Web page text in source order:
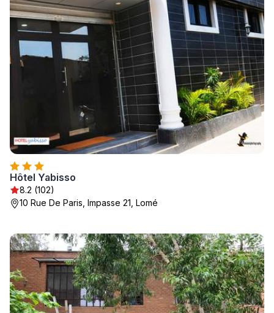
Hôtel Yabisso
8.2 (102)
10 Rue De Paris, Impasse 21, Lomé